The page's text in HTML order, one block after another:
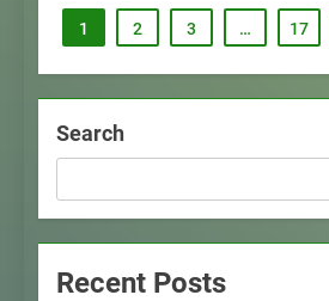
1 2 3 … 17
Search
Recent Posts